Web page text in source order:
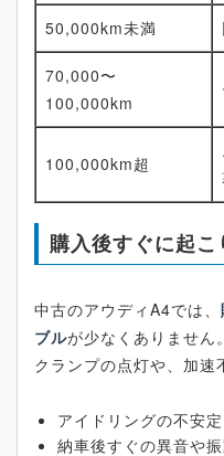
50,000km未満
70,000〜
100,000km
100,000km超
購入後すぐに起
中古のアウディA4では、
ブルが少なくありません
クランプの点灯や、加速
アイドリングの不安
納車後すぐの異音や